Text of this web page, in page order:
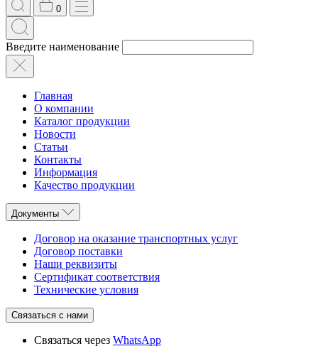
0
Введите наименование
Главная
О компании
Каталог продукции
Новости
Статьи
Контакты
Информация
Качество продукции
Документы
Договор на оказание транспортных услуг
Договор поставки
Наши реквизиты
Сертификат соответствия
Технические условия
Связаться с нами
Связаться через WhatsApp